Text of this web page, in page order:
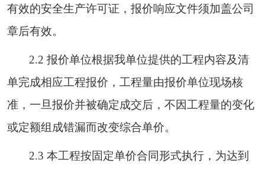
有效的安全生产许可证，报价响应文件须加盖公司
章后有效。
2.2 报价单位根据我单位提供的工程内容及清
单完成相应工程报价，工程量由报价单位现场核
准，一旦报价并被确定成交后，不因工程量的变化
或定额组成错漏而改变综合单价。
2.3 本工程按固定单价合同形式执行，为达到